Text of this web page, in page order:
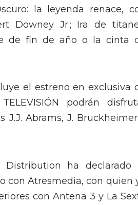
la leyenda renace,
Downey Jr.; Ira de
de fin de año o la cinta
el estreno en exclusiva
podrán
J.J. Abrams, J.
Distribution ha declarado
con Atresmedia, con quien
con Antena 3 y La